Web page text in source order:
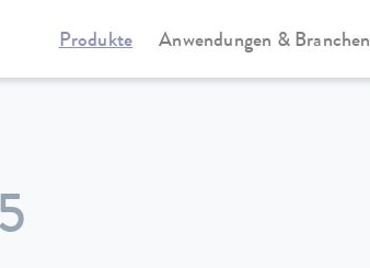
Produkte Anwendungen & Branchen
Universa